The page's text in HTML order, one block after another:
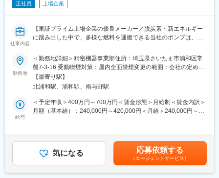
プ（CE＆IG）製品など
・お客様先：化学コンビナート、官庁上下水道、発電所、ガス等
※担当エリア：愛知県、岐阜県、三重県、静岡県西部（藤枝市以
西）石川県、富山県
■働き方：
基本の働き方としてはお客様先へ訪問し、メンテナンスを行いま
す。
お客様先が近い場合もあれば、遠方に行き対応する事もあるため
直行直帰なども可能ですので、柔軟にご活用いただけます。場合
によっては在宅勤務も使用可能です。
夜間作業はほぼありませんが、休日に遠方への移動が発生する場
正社員 上場企業
仕事内容
【東証プライム上場企業の優良メーカー／脱炭素・新エネルギー
に踏み出した中で、多様な燃料を運搬できる当社のポンプは、時
性抜群です】
■業務概要：
精密機器事業部にて電子部品製造装置や等のサービスエンジニア
をお任せします。
■業務詳細：
■入社後の業務：
2～3ヶ月の期間でトレーニング機を使っての研修や東村山での技
勤務地
＜勤務地詳細＞精密機器事業部住所：埼玉県さいたま市浦和区常
盤7-3-16 受動喫煙対策：屋内全面禁煙変更の範囲：会社の定める
事業所（リモートワーク含む）
【最寄り駅】
北浦和駅、浦和駅、南与野駅
給与
＜予定年収＞400万円～700万円＜賃金形態＞月給制＜賃金内訳＞
月額（基本給）：240,000円～420,000円＜月給＞240,000円～
選考を通じて上下する可能性があります。月給(月額)は固定手当を
含めた表記です。
気になる 応募依頼する
（エージェントサービス）